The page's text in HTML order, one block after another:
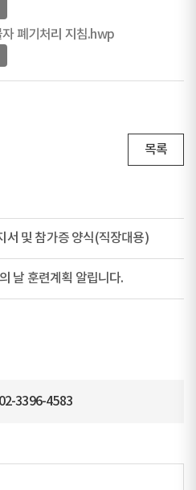
폐기처리 지침.hwp
목록
서 및 참가증 양식(직장대용)
날 훈련계획 알립니다.
3396-4583